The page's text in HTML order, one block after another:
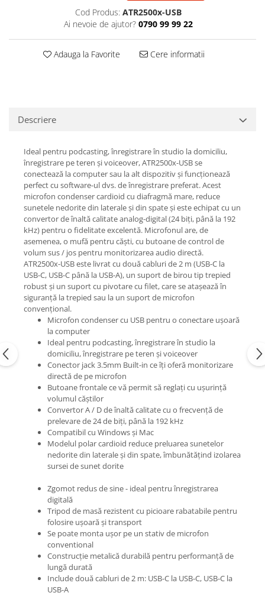
Casti fara fir
Headset-uri si lavaliere
Microfoane de captura
Microfoane pentru instrumente
Microfoane USB - Podcast, Gaming
Seturi de microfoane
Sisteme wireless
Mixere
Accesorii mixere
Mixere analogice
Mixere digitale
Mixere pentru DJ
Monitorizare In-Ear
Stative pentru Boxe
Stative pentru Microfoane
Cod Produs: ATR2500x-USB
Ai nevoie de ajutor? 0790 99 99 22
Adauga la Favorite Cere informatii
Descriere
Ideal pentru podcasting, înregistrare în studio la domiciliu,
înregistrare pe teren și voiceover, ATR2500x-USB se
conectează la computer sau la alt dispozitiv și funcționează
perfect cu software-ul dvs. de înregistrare preferat. Acest
microfon condenser cardioid cu diafragmă mare, reduce
sunetele nedorite din laterale și din spate și este echipat cu un
convertor de înaltă calitate analog-digital (24 biți, până la 192
kHz) pentru o fidelitate excelentă. Microfonul are, de
asemenea, o mufă pentru căști, cu butoane de control de
volum sus / jos pentru monitorizarea audio directă.
ATR2500x-USB este livrat cu două cabluri de 2 m (USB-C la
USB-C, USB-C până la USB-A), un suport de birou tip trepied
robust și un suport cu pivotare cu filet, care se atașează în
siguranță la trepied sau la un suport de microfon
convențional.
Microfon condenser cu USB pentru o conectare ușoară
la computer
Ideal pentru podcasting, înregistrare în studio la
domiciliu, înregistrare pe teren și voiceover
Conector jack 3.5mm Built-in ce îți oferă monitorizare
directă de pe microfon
Butoane frontale ce vă permit să reglați cu ușurință
volumul căștilor
Convertor A / D de înaltă calitate cu o frecvență de
prelevare de 24 de biți, până la 192 kHz
Compatibil cu Windows și Mac
Modelul polar cardioid reduce preluarea sunetelor
nedorite din laterale și din spate, îmbunătățind izolarea
sursei de sunet dorite
Zgomot redus de sine - ideal pentru înregistrarea
digitală
Tripod de masă rezistent cu picioare rabatabile pentru
folosire ușoară și transport
Se poate monta ușor pe un stativ de microfon
conventional
Construcție metalică durabilă pentru performanță de
lungă durată
Include două cabluri de 2 m: USB-C la USB-C, USB-C la
USB-A